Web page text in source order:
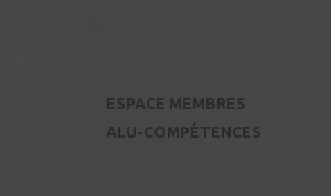
ESPACE MEMBRES
ALU-COMPÉTENCES